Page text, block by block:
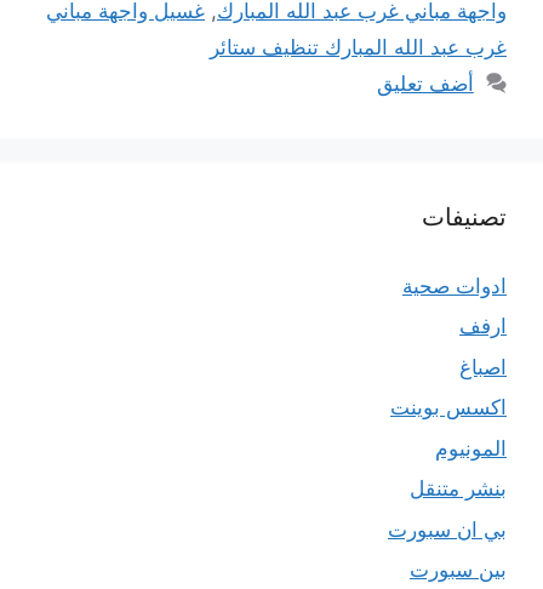
واجهة مباني غرب عبد الله المبارك, غسيل واجهة مباني
غرب عبد الله المبارك تنظيف ستائر
أضف تعليق
تصنيفات
ادوات صحية
ارفف
اصباغ
اكسس بوينت
المونيوم
بنشر متنقل
بي ان سبورت
بين سبورت